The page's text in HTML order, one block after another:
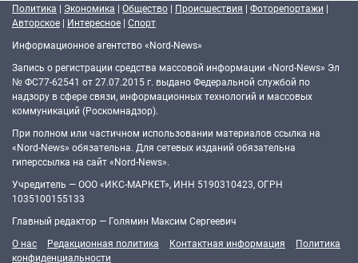
Политика | Экономика | Общество | Происшествия | Фоторепортажи |
Авторское | Интересное | Спорт
Информационное агентство «Nord-News»
Запись о регистрации средства массовой информации «Nord-News» Эл
№ ФС77-62541 от 27.07.2015 г. выдано Федеральной службой по
надзору в сфере связи, информационных технологий и массовых
коммуникаций (Роскомнадзор).
При полном или частичном использовании материалов ссылка на
«Nord-News» обязательна. Для сетевых изданий обязательна
гиперссылка на сайт «Nord-News».
Учредитель — ООО «ИКС-МАРКЕТ», ИНН 5190310423, ОГРН
1035100155133
Главный редактор — Голямин Максим Сергеевич
О нас
Редакционная политика Контактная информация
Политика
конфиденциальности